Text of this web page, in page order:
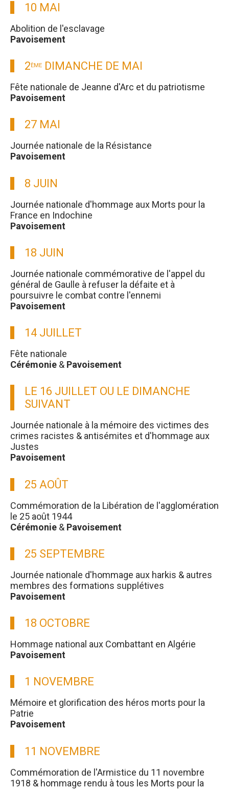
10 MAI
Abolition de l'esclavage
Pavoisement
2ÈME DIMANCHE DE MAI
Fête nationale de Jeanne d'Arc et du patriotisme
Pavoisement
27 MAI
Journée nationale de la Résistance
Pavoisement
8 JUIN
Journée nationale d'hommage aux Morts pour la
France en Indochine
Pavoisement
18 JUIN
Journée nationale commémorative de l'appel du
général de Gaulle à refuser la défaite et à
poursuivre le combat contre l'ennemi
Pavoisement
14 JUILLET
Fête nationale
Cérémonie & Pavoisement
LE 16 JUILLET OU LE DIMANCHE
SUIVANT
Journée nationale à la mémoire des victimes des
crimes racistes & antisémites et d'hommage aux
Justes
Pavoisement
25 AOÛT
Commémoration de la Libération de l'agglomération
le 25 août 1944
Cérémonie & Pavoisement
25 SEPTEMBRE
Journée nationale d'hommage aux harkis & autres
membres des formations supplétives
Pavoisement
18 OCTOBRE
Hommage national aux Combattant en Algérie
Pavoisement
1 NOVEMBRE
Mémoire et glorification des héros morts pour la
Patrie
Pavoisement
11 NOVEMBRE
Commémoration de l'Armistice du 11 novembre
1918 & hommage rendu à tous les Morts pour la